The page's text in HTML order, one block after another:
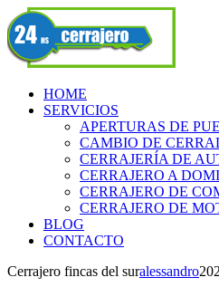
Skip
to
content
Facebook
HOME
SERVICIOS
APERTURAS DE
CAMBIO DE
CERRAJERÍA DE
CERRAJERO A
CERRAJERO DE
CERRAJERO DE
BLOG
CONTACTO
Cerrajero fincas del suralessandro